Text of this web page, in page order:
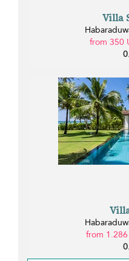
Villa
from 350
from